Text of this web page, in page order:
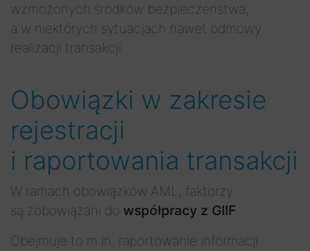
wzmożonych środków bezpieczeństwa,
a w niektórych sytuacjach nawet odmowy
realizacji transakcji.
Obowiązki w zakresie
rejestracji
i raportowania transakcji
W ramach obowiązków AML, faktorzy
są zobowiązani do współpracy z GIIF.
Obejmuje to m.in. raportowanie informacji